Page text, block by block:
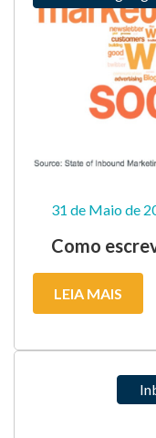
31 de Maio de
Como
LEIA MAIS